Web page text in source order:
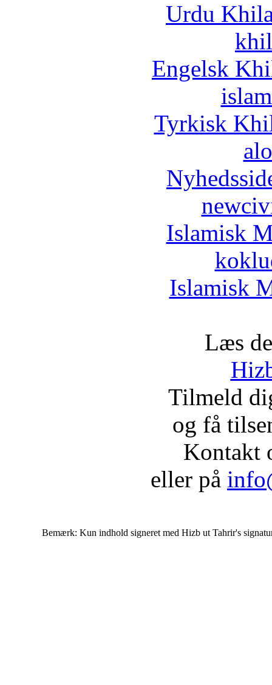
Urdu
Engelsk
Tyrkisk
Islamisk
Islamisk
Læs
Tilmeld
og få
Kontakt
eller på
Bemærk: Kun indhold signeret med Hizb ut Tahrir's